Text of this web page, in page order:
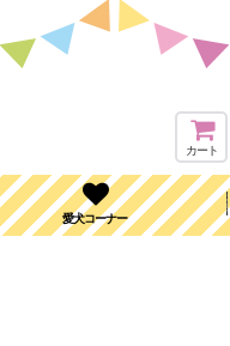
カート
愛犬コーナー